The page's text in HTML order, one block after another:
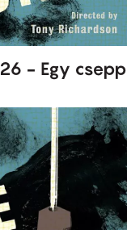
- Egy csepp